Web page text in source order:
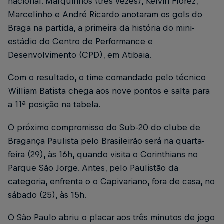
Marcelinho e André Ricardo anotaram os gols do
Braga na partida, a primeira da história do mini-
estádio do Centro de Performance e
Desenvolvimento (CPD), em Atibaia.
Com o resultado, o time comandado pelo técnico
William Batista chega aos nove pontos e salta para
a 11ª posição na tabela.
O próximo compromisso do Sub-20 do clube de
Bragança Paulista pelo Brasileirão será na quarta-
feira (29), às 16h, quando visita o Corinthians no
Parque São Jorge. Antes, pelo Paulistão da
categoria, enfrenta o o Capivariano, fora de casa, no
sábado (25), às 15h.
O São Paulo abriu o placar aos três minutos de jogo